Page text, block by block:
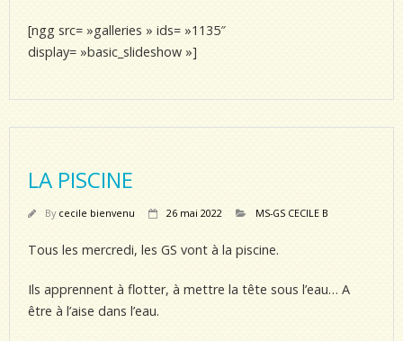
[ngg src= »galleries » ids= »1135″
display= »basic_slideshow »]
LA PISCINE
By cecile bienvenu 26 mai 2022 MS-GS CECILE B
Tous les mercredi, les GS vont à la piscine.
Ils apprennent à flotter, à mettre la tête sous l’eau… A
être à l’aise dans l’eau.